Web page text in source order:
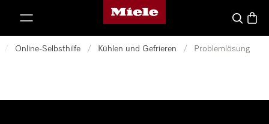
Miele-Homepage
Suche
/ Online-Selbsthilfe / Kühlen und Gefrieren / Problemlösung